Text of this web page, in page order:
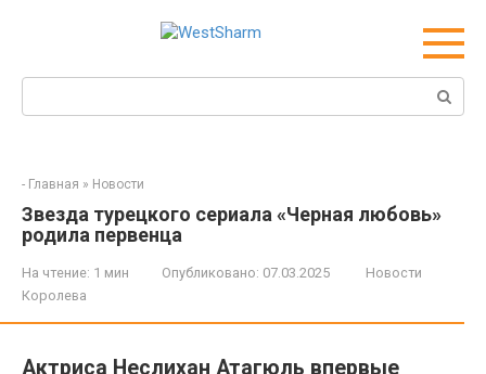
- Главная » Новости
Звезда турецкого сериала «Черная любовь»
родила первенца
На чтение: 1 мин Опубликовано: 07.03.2025
Новости
Королева
Актриса Неслихан Атагюль впервые